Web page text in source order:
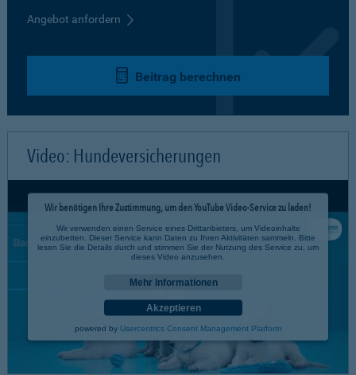
Angebot anfordern
Beitrag berechnen
Video: Hundeversicherungen
Wir benötigen Ihre Zustimmung, um den YouTube Video-Service zu laden!
Wir verwenden einen Service eines Drittanbieters, um Videoinhalte
einzubetten. Dieser Service kann Daten zu Ihren Aktivitäten sammeln. Bitte
lesen Sie die Details durch und stimmen Sie der Nutzung des Service zu, um
dieses Video anzusehen.
Mehr Informationen
Akzeptieren
powered by Usercentrics Consent Management Platform